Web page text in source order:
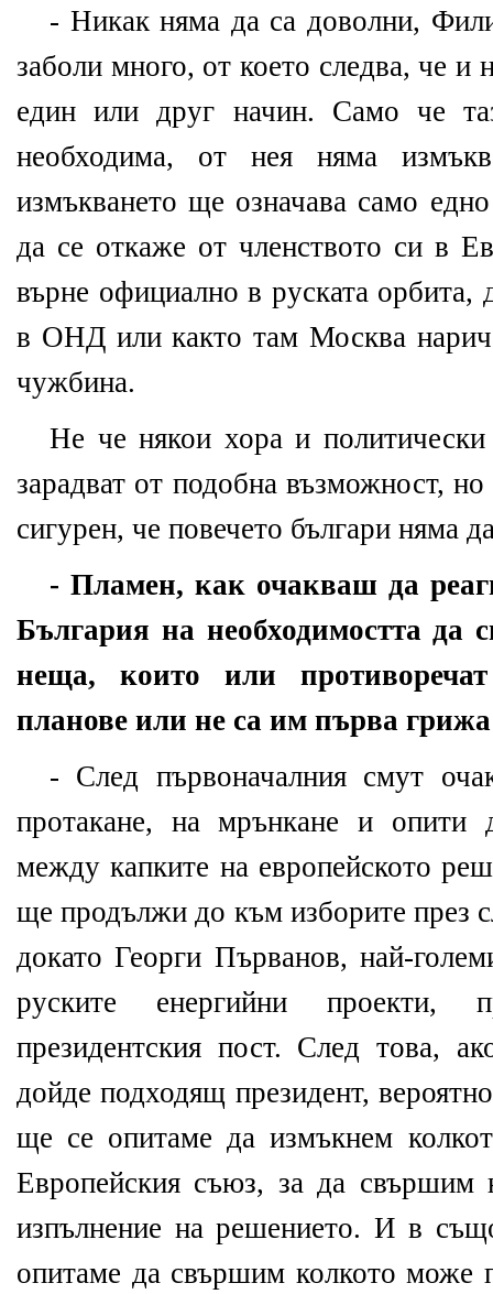
- Никак няма да са доволни,
заболи много, от което следва, че и
един или друг начин. Само че
необходима, от нея няма
измъкването ще означава само
да се откаже от членството си в
върне официално в руската орбита,
в ОНД или както там Москва
чужбина.
Не че някои хора и
зарадват от подобна възможност,
сигурен, че повечето българи няма
- Пламен, как очакваш да
България на необходимостта да
неща, които или
планове или не са им първа
- След първоначалния смут
протакане, на мрънкане и опити
между капките на европейското
ще продължи до към изборите през
докато Георги Първанов, най-
руските енергийни проекти,
президентския пост. След това,
дойде подходящ президент,
ще се опитаме да измъкнем
Европейския съюз, за да свършим
изпълнение на решението. И в
опитаме да свършим колкото може